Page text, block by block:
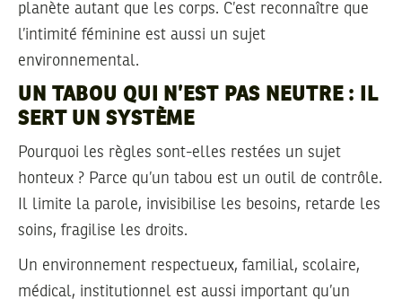
planète autant que les corps. C’est reconnaître que
l’intimité féminine est aussi un sujet
environnemental.
UN TABOU QUI N’EST PAS NEUTRE : IL
SERT UN SYSTÈME
Pourquoi les règles sont-elles restées un sujet
honteux ? Parce qu’un tabou est un outil de contrôle.
Il limite la parole, invisibilise les besoins, retarde les
soins, fragilise les droits.
Un environnement respectueux, familial, scolaire,
médical, institutionnel est aussi important qu’un